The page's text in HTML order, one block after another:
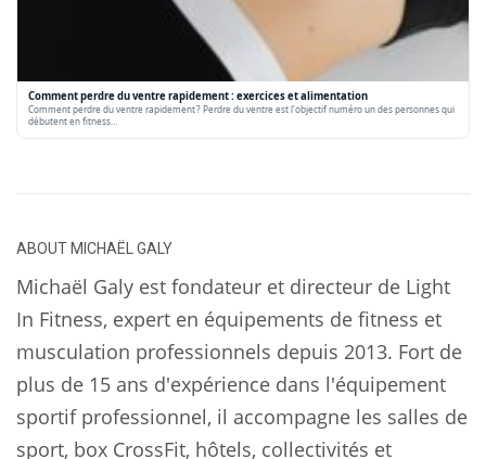
Comment perdre du ventre rapidement : exercices et alimentation
Comment perdre du ventre rapidement ? Perdre du ventre est l'objectif numéro un des personnes qui
débutent en fitness…
ABOUT MICHAËL GALY
Michaël Galy est fondateur et directeur de Light
In Fitness, expert en équipements de fitness et
musculation professionnels depuis 2013. Fort de
plus de 15 ans d'expérience dans l'équipement
sportif professionnel, il accompagne les salles de
sport, box CrossFit, hôtels, collectivités et